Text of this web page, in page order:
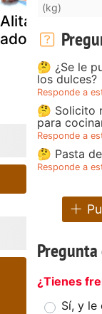
Alitas de pollo
adobadas
(kg)
🤔 ¿Se le
los dulces?
Responde a
🤔 Solicito
para
Responde a
🤔 Pasta
Responde a
¿Tienes
Sí, y le